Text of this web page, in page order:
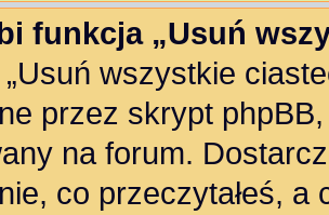
funkcja „Usuń
wszystkie
przez skrypt
na forum.
co przeczytałeś, a